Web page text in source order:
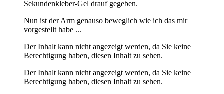
Sekundenkleber-Gel drauf gegeben.
Nun ist der Arm genauso beweglich wie ich das mir
vorgestellt habe ...
Der Inhalt kann nicht angezeigt werden, da Sie keine
Berechtigung haben, diesen Inhalt zu sehen.
Der Inhalt kann nicht angezeigt werden, da Sie keine
Berechtigung haben, diesen Inhalt zu sehen.